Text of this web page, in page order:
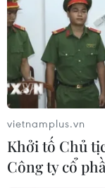
Doanh thu AI
thuộc phần lớn
06/08/2026 06:31
Tây Ninh: Tạo
doanh nghiệp
vietnamplus.vn
Khởi tố Chủ
Công ty cổ